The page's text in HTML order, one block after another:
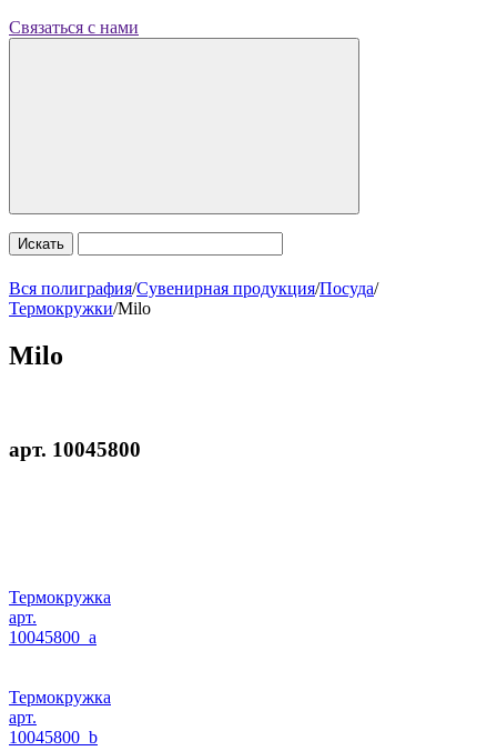
Связаться с нами
Искать
Вся полиграфия/Сувенирная продукция/Посуда/
Термокружки/Milo
Milo
арт. 10045800
Термокружка
арт.
10045800_a
Термокружка
арт.
10045800_b